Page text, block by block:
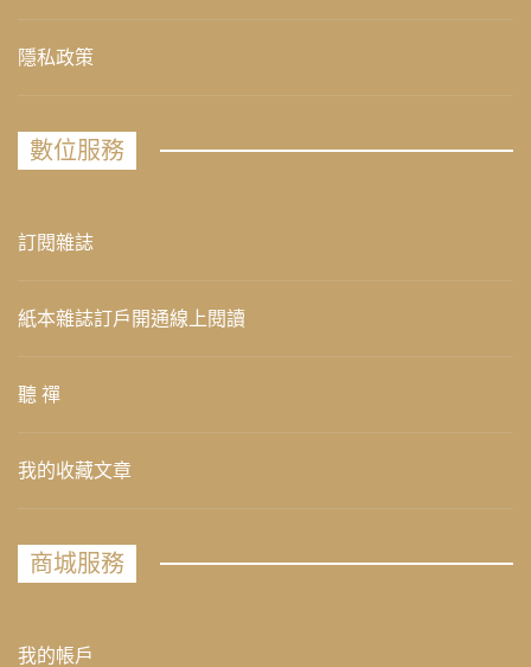
隱私政策
數位服務
訂閱雜誌
紙本雜誌訂戶開通線上閱讀
聽 禪
我的收藏文章
商城服務
我的帳戶